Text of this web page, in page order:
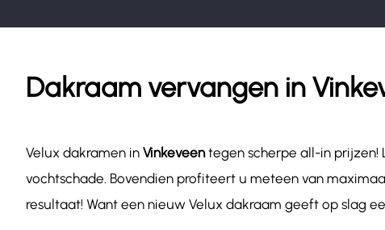
Dakraam vervangen in
Velux dakramen in Vinkeveentegen scherpe all-in prijzen!
vochtschade. Bovendien profiteert u meteen van
resultaat! Want een nieuw Velux dakraam geeft op slag